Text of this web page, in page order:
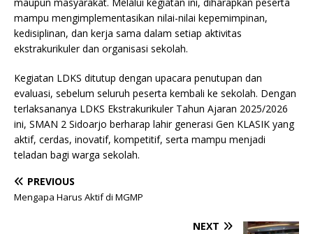
mampu mengimplementasikan nilai-nilai kepemimpinan,
kedisiplinan, dan kerja sama dalam setiap aktivitas
ekstrakurikuler dan organisasi sekolah.
Kegiatan LDKS ditutup dengan upacara penutupan dan
evaluasi, sebelum seluruh peserta kembali ke sekolah. Dengan
terlaksananya LDKS Ekstrakurikuler Tahun Ajaran 2025/2026
ini, SMAN 2 Sidoarjo berharap lahir generasi Gen KLASIK yang
aktif, cerdas, inovatif, kompetitif, serta mampu menjadi
teladan bagi warga sekolah.
PREVIOUS
Mengapa Harus Aktif di MGMP
NEXT